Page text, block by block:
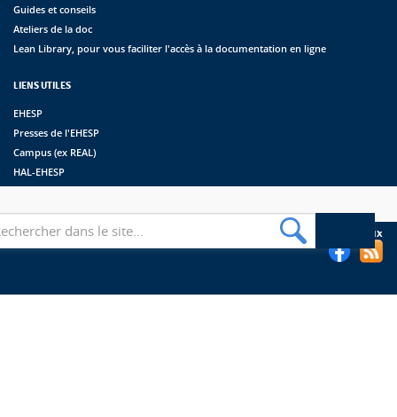
Guides et conseils
Ateliers de la doc
Lean Library, pour vous faciliter l'accès à la documentation en ligne
LIENS UTILES
EHESP
Presses de l'EHESP
Campus (ex REAL)
HAL-EHESP
Suivez les bibliothèques de l'EHESP sur les réseaux sociaux